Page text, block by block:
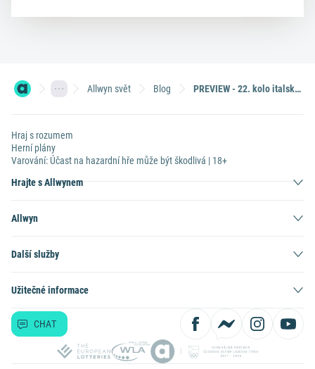
Allwyn svět Blog PREVIEW - 22. kolo italské Serie A
Hraj s rozumem
Herní plány
Varování: Účast na hazardní hře může být škodlivá | 18+
Hrajte s Allwynem
Allwyn
Další služby
Užitečné informace
CHAT